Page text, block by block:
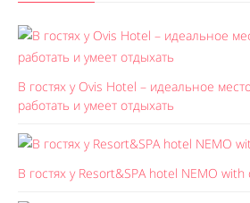
В гостях у Ovis Hotel – идеальное
работать и умеет отдыхать
В гостях у Resort&SPA hotel NEMO with